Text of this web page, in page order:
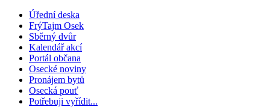
Úřední deska
FrýTajm Osek
Sběrný dvůr
Kalendář akcí
Portál občana
Osecké noviny
Pronájem bytů
Osecká pouť
Potřebuji vyřídit...